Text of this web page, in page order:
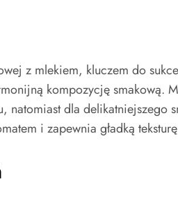
z mlekiem, kluczem do
kompozycję smakową.
dla delikatniejszego
i zapewnia gładką